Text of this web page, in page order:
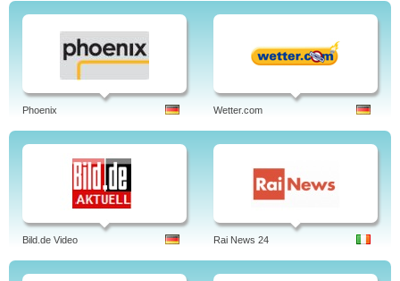
Phoenix Wetter.com
Bild.de Video Rai News 24